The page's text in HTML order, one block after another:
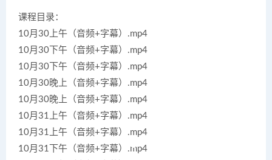
课程目录：
10月30上午（音频+字幕）.mp4
10月30下午（音频+字幕）.mp4
10月30下午（音频+字幕）.mp4
10月30晚上（音频+字幕）.mp4
10月30晚上（音频+字幕）.mp4
10月31上午（音频+字幕）.mp4
10月31上午（音频+字幕）.mp4
10月31下午（音频+字幕）.mp4